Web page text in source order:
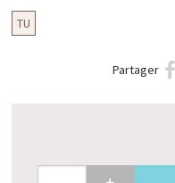
TU
Partager